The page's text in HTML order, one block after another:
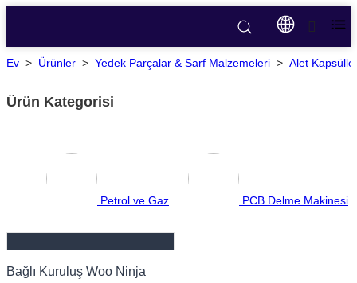
Ev > Ürünler > Yedek Parçalar & Sarf Malzemeleri > Alet
Ürün Kategorisi
Petrol ve Gaz PCB Delme Makinesi
Bağlı Kuruluş Woo Ninja